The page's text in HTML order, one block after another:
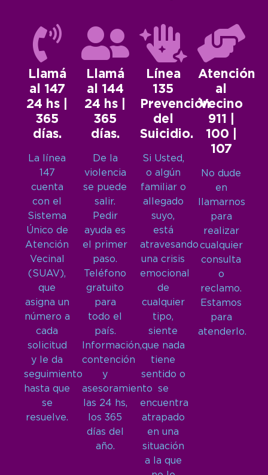
Llamá
al 147
24 hs |
365
días.
La línea
147
cuenta
con el
Sistema
Único de
Atención
Vecinal
(SUAV),
que
asigna un
número a
cada
solicitud
y le da
seguimiento
hasta que
se
resuelve.
Llamá
al 144
24 hs |
365
días.
De la
violencia
se puede
salir.
Pedir
ayuda es
el primer
paso.
Teléfono
gratuito
para
todo el
país.
Información,
contención
y
asesoramiento
las 24 hs,
los 365
días del
año.
Línea
135
Prevención
del
Suicidio.
Si Usted,
o algún
familiar o
allegado
suyo,
está
atravesando
una crisis
emocional
de
cualquier
tipo,
siente
que nada
tiene
sentido o
se
encuentra
atrapado
en una
situación
a la que
Atención
al
Vecino
911 |
100 |
107
No dude
en
llamarnos
para
realizar
cualquier
consulta
o
reclamo.
Estamos
para
atenderlo.